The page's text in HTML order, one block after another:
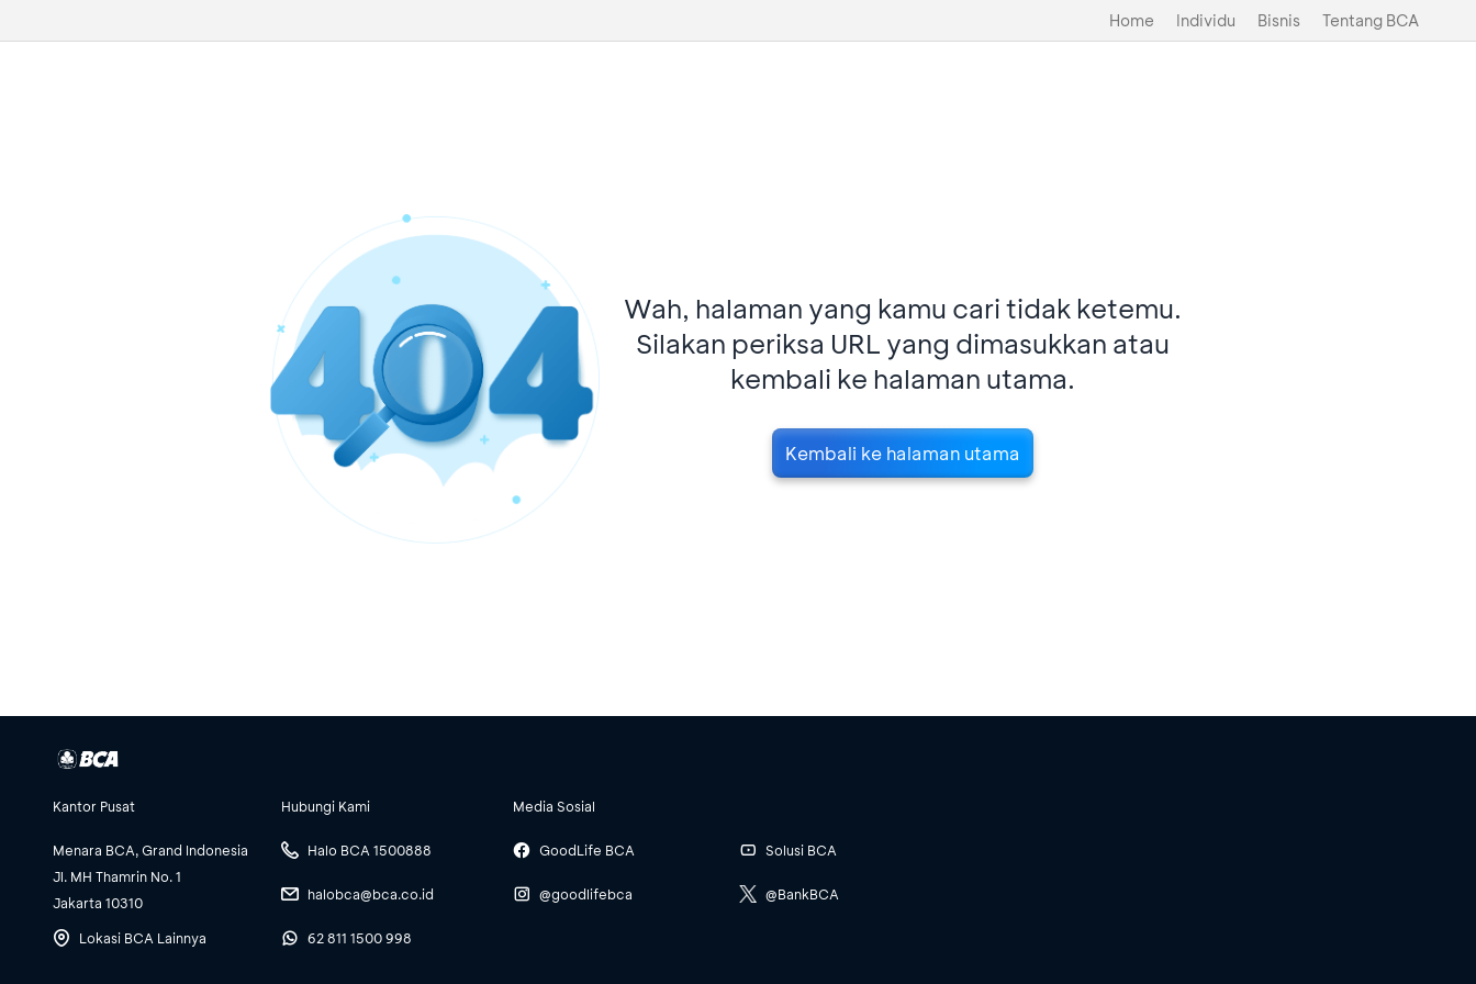
Home Individu Bisnis Tentang BCA
Wah, halaman yang kamu cari tidak ketemu.
Silakan periksa URL yang dimasukkan atau
kembali ke halaman utama.
Kembali ke halaman utama
Kantor Pusat
Menara BCA, Grand Indonesia
Jl. MH Thamrin No. 1
Jakarta 10310
Lokasi BCA Lainnya
Hubungi Kami
Halo BCA 1500888
halobca@bca.co.id
62 811 1500 998
Media Sosial
GoodLife BCA
@goodlifebca
Solusi BCA
@BankBCA